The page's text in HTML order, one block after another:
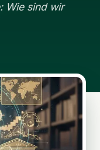
Wie sind wir